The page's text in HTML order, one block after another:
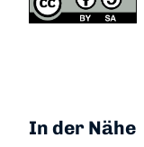
In der Nähe